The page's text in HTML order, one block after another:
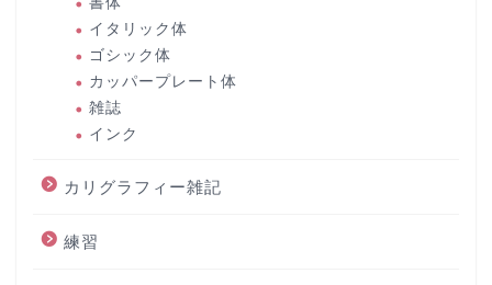
イタリック体
ゴシック体
カッパープレート体
雑誌
インク
カリグラフィー雑記
練習